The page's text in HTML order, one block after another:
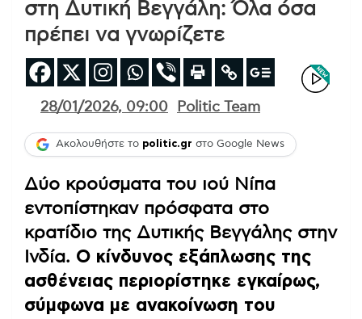
στη Δυτική Βεγγάλη: Όλα όσα
πρέπει να γνωρίζετε
28/01/2026, 09:00 Politic Team
Ακολουθήστε το politic.gr στο Google News
Δύο κρούσματα του ιού Νίπα
εντοπίστηκαν πρόσφατα στο
κρατίδιο της Δυτικής Βεγγάλης στην
Ινδία. Ο κίνδυνος εξάπλωσης της
ασθένειας περιορίστηκε εγκαίρως,
σύμφωνα με ανακοίνωση του